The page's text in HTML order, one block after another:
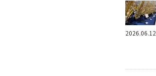
2026.06.12